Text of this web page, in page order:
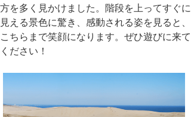
方を多く見かけました。階段を上ってすぐに
見える景色に驚き、感動される姿を見ると、
こちらまで笑顔になります。ぜひ遊びに来て
ください！